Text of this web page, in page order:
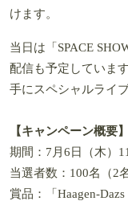
けます。
当日は「SPACE
配信も予定していま
手にスペシャルライ
【キャンペーン概要】
期間：7月6日（木）
当選者数：100名（2
賞品：「Haagen-